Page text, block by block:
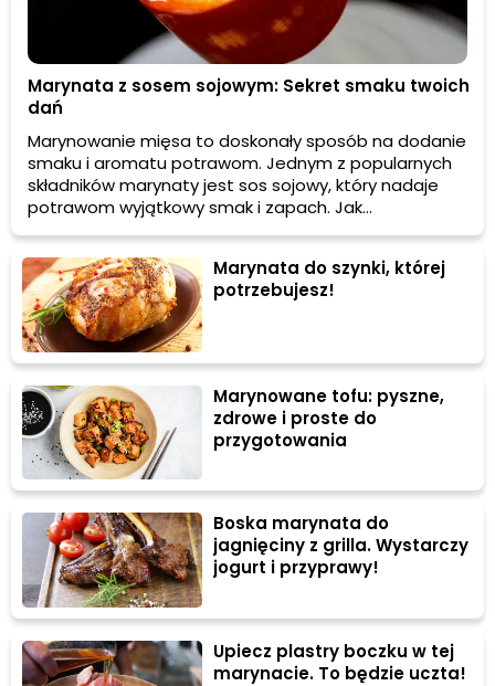
Marynata z sosem sojowym: Sekret smaku twoich
dań
Marynowanie mięsa to doskonały sposób na dodanie
smaku i aromatu potrawom. Jednym z popularnych
składników marynaty jest sos sojowy, który nadaje
potrawom wyjątkowy smak i zapach. Jak
przygotować marynatę z sosem sojowym? Sprawdź!
Marynata do szynki, której
potrzebujesz!
Marynowane tofu: pyszne,
zdrowe i proste do
przygotowania
Boska marynata do
jagnięciny z grilla. Wystarczy
jogurt i przyprawy!
Upiecz plastry boczku w tej
marynacie. To będzie uczta!